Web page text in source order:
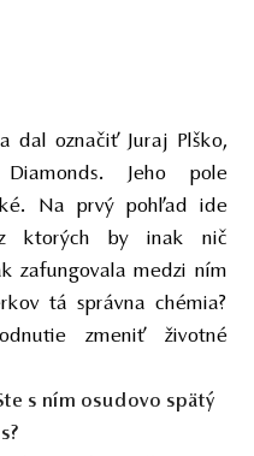
dal označiť Juraj Plško,
Jeho pole
Na prvý pohľad ide
ktorých by inak nič
zafungovala medzi ním
tá správna chémia?
zmeniť životné
s ním osudovo spätý